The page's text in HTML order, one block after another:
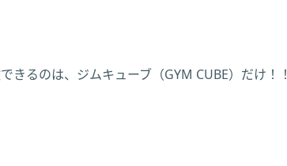
るのは、ジムキューブ（GYM CUBE）だけ！！